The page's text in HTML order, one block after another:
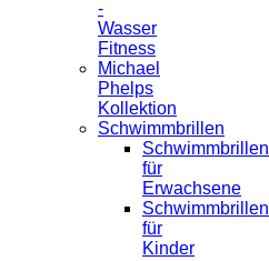
-
Wasser
Fitness
Michael
Phelps
Kollektion
Schwimmbrillen
Schwimmbrillen
für
Erwachsene
Schwimmbrillen
für
Kinder